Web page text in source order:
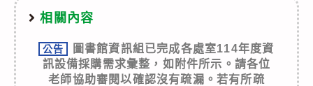
相關內容
公告
圖書館資訊組已完成各處室114年度資
訊設備採購需求彙整，如附件所示。請各位
老師協助審閱以確認沒有疏漏。若有所疏